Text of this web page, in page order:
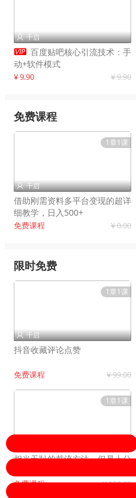
 千启
 百度贴吧核心引流技术：手
动+软件模式
¥ 9.90 ¥ 9.90
免费课程
1章1课
 千启
借助刚需资料多平台变现的超详
细教学，日入500+
免费课程 ¥ 0.00
限时免费
1章1课
 千启
抖音收藏评论点赞
免费课程 ¥ 99.00
1章1课
相当无耻的截流方法，但是十分
免费课程 ¥ 199.00